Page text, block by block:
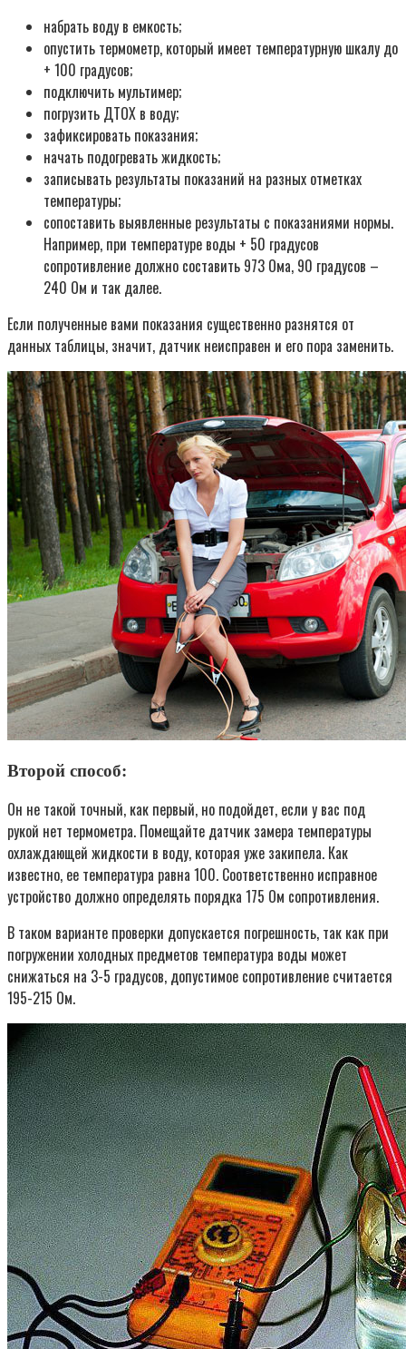
набрать воду в емкость;
опустить термометр, который имеет температурную шкалу до
+ 100 градусов;
подключить мультимер;
погрузить ДТОХ в воду;
зафиксировать показания;
начать подогревать жидкость;
записывать результаты показаний на разных отметках
температуры;
сопоставить выявленные результаты с показаниями нормы.
Например, при температуре воды + 50 градусов
сопротивление должно составить 973 Ома, 90 градусов –
240 Ом и так далее.
Если полученные вами показания существенно разнятся от
данных таблицы, значит, датчик неисправен и его пора заменить.
Второй способ:
Он не такой точный, как первый, но подойдет, если у вас под
рукой нет термометра. Помещайте датчик замера температуры
охлаждающей жидкости в воду, которая уже закипела. Как
известно, ее температура равна 100. Соответственно исправное
устройство должно определять порядка 175 Ом сопротивления.
В таком варианте проверки допускается погрешность, так как при
погружении холодных предметов температура воды может
снижаться на 3-5 градусов, допустимое сопротивление считается
195-215 Ом.